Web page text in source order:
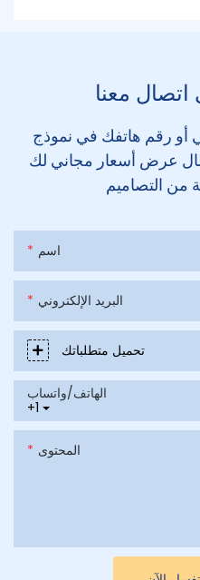
معنا
أو رقم هاتفك في نموذج
عرض أسعار مجاني لك
من التصاميم
اسم
البريد الإلكتروني
تحميل متطلباتك
+1
الهاتف/واتساب
المحتوى